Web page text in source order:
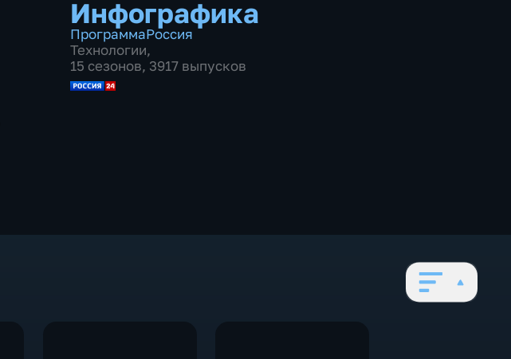
Инфографика
ПрограммаРоссия
Технологии,
15 сезонов, 3917 выпусков